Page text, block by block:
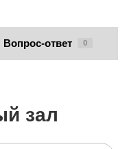
Вопрос-ответ 0
зал